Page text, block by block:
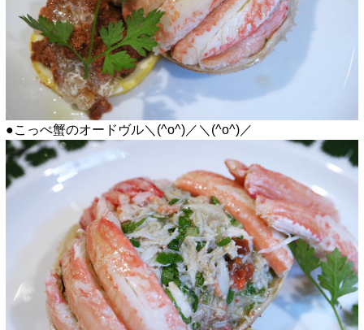
●こっぺ蟹のオードヴル＼(^o^)／＼(^o^)／